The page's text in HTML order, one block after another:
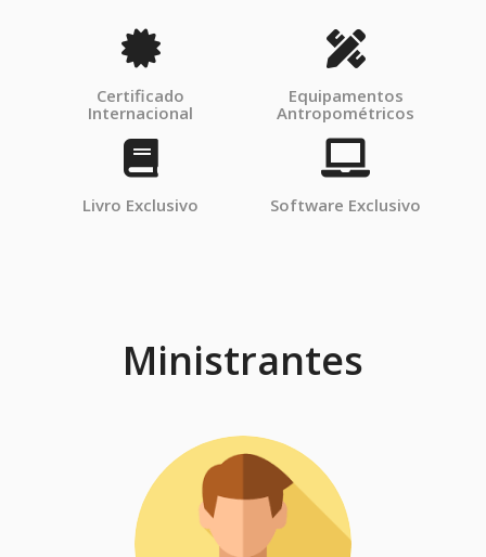
Certificado
Internacional
Equipamentos
Antropométricos
Livro Exclusivo Software Exclusivo
Ministrantes